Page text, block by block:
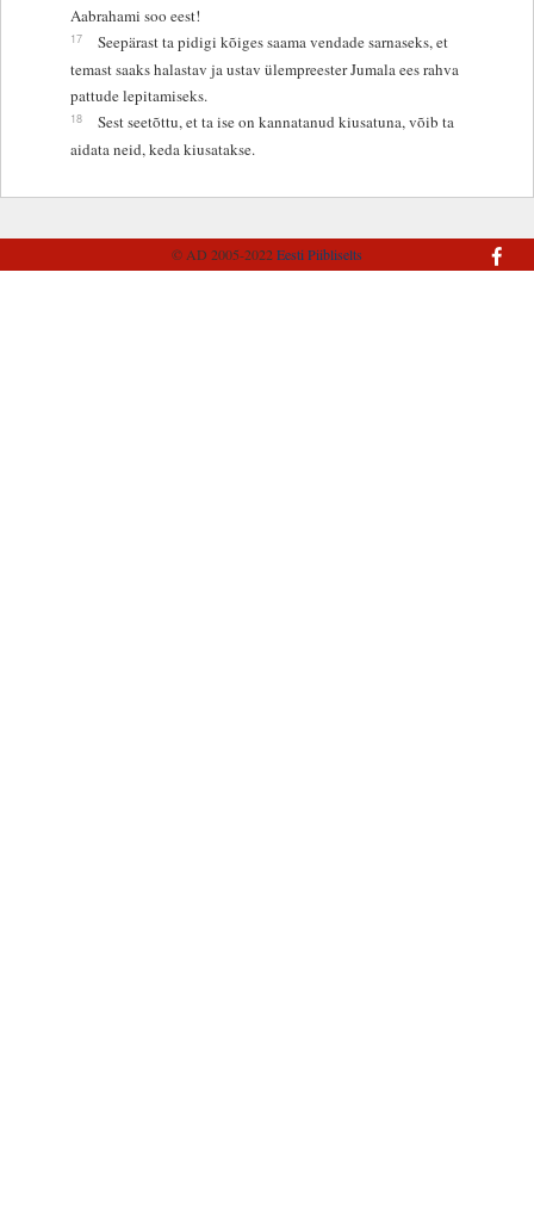
Aabrahami soo eest!
17
Seepärast ta pidigi kõiges saama vendade sarnaseks, et
temast saaks halastav ja ustav ülempreester Jumala ees rahva
pattude lepitamiseks.
18
Sest seetõttu, et ta ise on kannatanud kiusatuna, võib ta
aidata neid, keda kiusatakse.
© AD 2005-2022Eesti Piibliselts